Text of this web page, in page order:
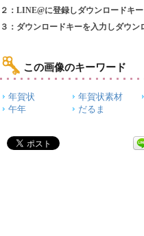
２：LINE@に登録しダウンロードキ
３：ダウンロードキーを入力しダウン
この画像のキーワード
年賀状 年賀状素材
午年
だるま